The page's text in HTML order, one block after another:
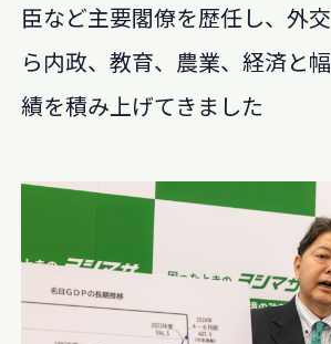
臣など主要閣僚を歴任し、外
ら内政、教育、農業、経済と
績を積み上げてきました